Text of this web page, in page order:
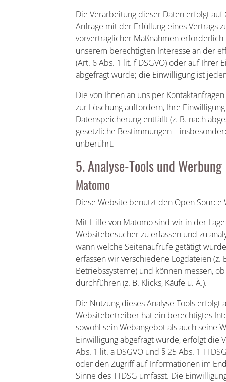
Die Verarbeitung dieser Daten erfolgt
Anfrage mit der Erfüllung eines Vertrags
vorvertraglicher Maßnahmen
unserem berechtigten Interesse an der
(Art. 6 Abs. 1 lit. f DSGVO) oder auf Ihrer
abgefragt wurde; die Einwilligung ist
Die von Ihnen an uns per
zur Löschung auffordern, Ihre
Datenspeicherung entfällt (z. B. nach
gesetzliche Bestimmungen –
unberührt.
5. Analyse-Tools und Werbung
Matomo
Diese Website benutzt den Open Source
Mit Hilfe von Matomo sind wir in der
Websitebesucher zu erfassen und zu
wann welche Seitenaufrufe getätigt
erfassen wir verschiedene Logdateien
Betriebssysteme) und können messen,
durchführen (z. B. Klicks, Käufe u. Ä.).
Die Nutzung dieses Analyse-Tools erfolgt
Websitebetreiber hat ein berechtigtes
sowohl sein Webangebot als auch seine
Einwilligung abgefragt wurde, erfolgt die
Abs. 1 lit. a DSGVO und § 25 Abs. 1
oder den Zugriff auf Informationen im
Sinne des TTDSG umfasst. Die